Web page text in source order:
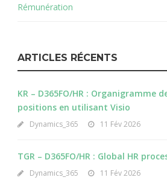
Rémunération
ARTICLES RÉCENTS
KR – D365FO/HR : Organigramme
positions en utilisant Visio
Dynamics_365 11 Fév 2026
TGR – D365FO/HR : Global HR
Dynamics_365 11 Fév 2026